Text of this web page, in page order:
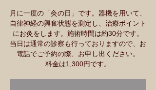
月に一度の「灸の日」です。器機を用いて、
自律神経の興奮状態を測定し、治療ポイント
にお灸をします。施術時間は約30分です。
当日は通常の診察も行っておりますので、お
電話でご予約の際、お申し出ください。